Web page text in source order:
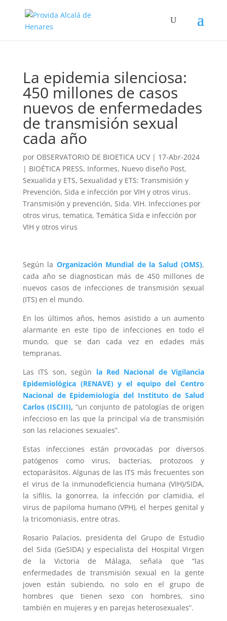
La epidemia silenciosa:
450 millones de casos
nuevos de enfermedades
de transmisión sexual
cada año
por OBSERVATORIO DE BIOETICA UCV| 17-Abr-2024
| BIOÉTICA PRESS, Informes, Nuevo diseño Post,
Sexualida y ETS, Sexualidad y ETS: Transmisión y
Prevención, Sida e infección por VIH y otros virus.
Transmisión y prevención, Sida. VIH. Infecciones por
otros virus, tematica, Temática Sida e infección por
VIH y otros virus
Según la Organización Mundial de la Salud (OMS),
cada año se diagnostican más de 450 millones de
nuevos casos de infecciones de transmisión sexual
(ITS) en el mundo.
En los últimos años, hemos asistido a un aumento
alarmante en este tipo de infecciones en todo el
mundo, que se dan cada vez en edades más
tempranas.
Las ITS son, según la Red Nacional de Vigilancia
Epidemiológica (RENAVE) y el equipo del Centro
Nacional de Epidemiología del Instituto de Salud
Carlos (ISCIII), “un conjunto de patologías de origen
infeccioso en las que la principal vía de transmisión
son las relaciones sexuales”.
Estas infecciones están provocadas por diversos
patógenos como virus, bacterias, protozoos y
ectoparásitos. Algunas de las ITS más frecuentes son
el virus de la inmunodeficiencia humana (VIH)/SIDA,
la sífilis, la gonorrea, la infección por clamidia, el
virus de papiloma humano (VPH), el herpes genital y
la tricomoniasis, entre otras.
Rosario Palacios, presidenta del Grupo de Estudio
del Sida (GeSIDA) y especialista del Hospital Virgen
de la Victoria de Málaga, señala que “las
enfermedades de transmisión sexual en la gente
joven están subiendo, no solo en el grupo de
hombres que tienen sexo con hombres, sino
también en mujeres y en parejas heterosexuales”.